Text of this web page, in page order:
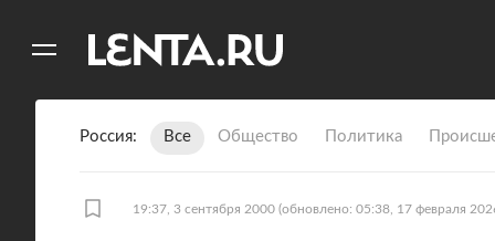
Россия Все Общество Политика
19:37, 3 сентября 2000 (обновлено: 05:38, 17 февраля